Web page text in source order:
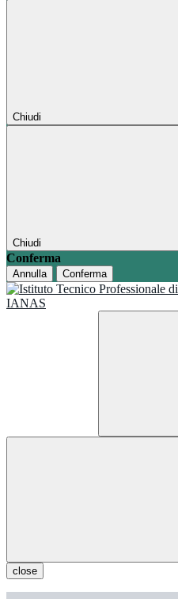
Chiudi
Chiudi
Conferma
Annulla Conferma
close